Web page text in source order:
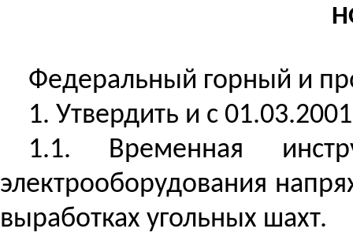
Федеральный горный и
1. Утвердить и с
1.1. Временная
электрооборудования
выработках угольных шахт.